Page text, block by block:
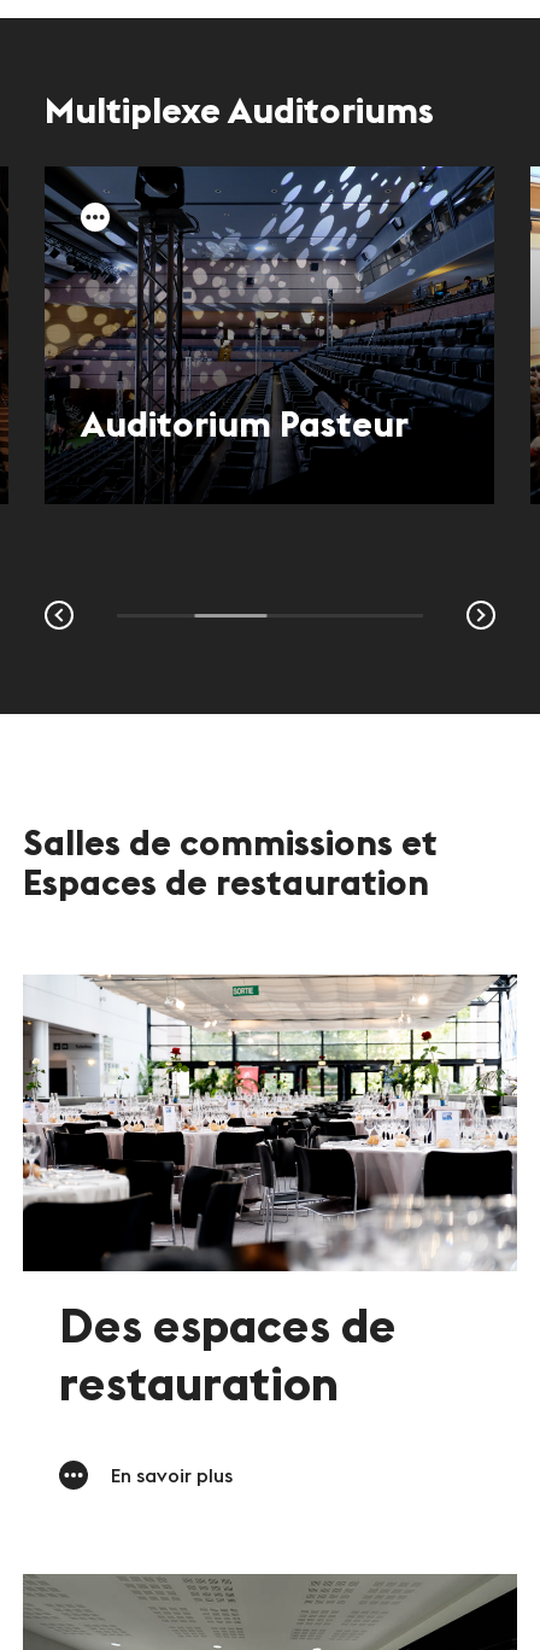
Multiplexe Auditoriums
Auditorium Pasteur
Salles de commissions et
Espaces de restauration
Des espaces de
restauration
En savoir plus